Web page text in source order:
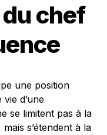
chef
une position
d’une
se limitent pas à la
s’étendent à la